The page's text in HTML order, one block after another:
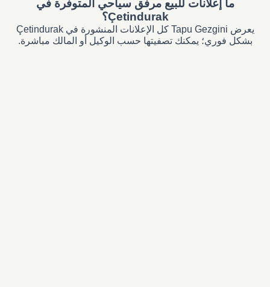
ما إعلانات للبيع مرفق سياحي المتوفرة في
Çetindurak؟
يعرض Tapu Gezgini كل الإعلانات المنشورة في Çetindurak
بشكل فوري؛ يمكنك تصفيتها حسب الوكيل أو المالك مباشرة.